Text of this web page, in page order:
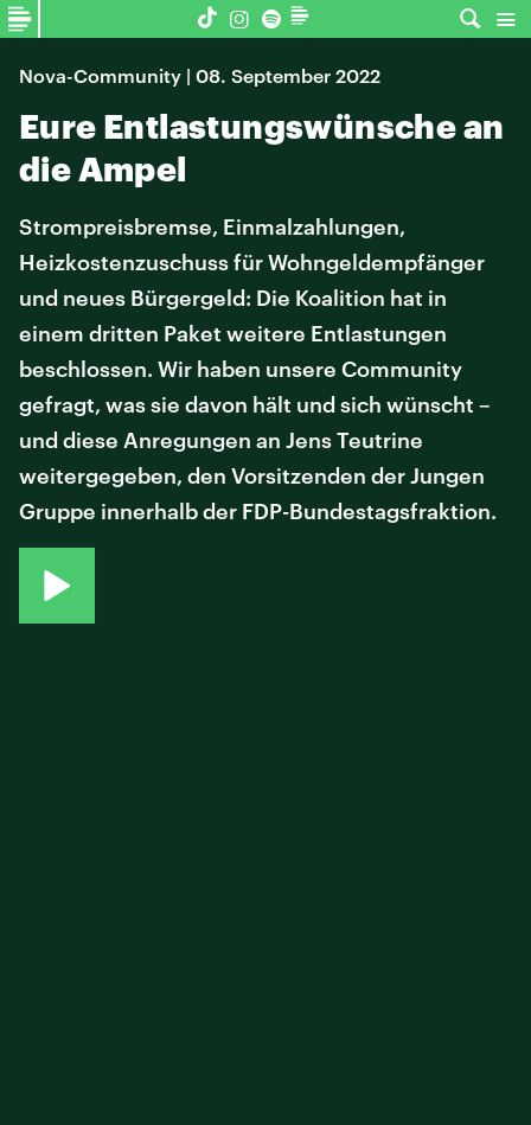
Nova-Community | 08. September 2022
Eure Entlastungswünsche an
die Ampel
Strompreisbremse, Einmalzahlungen,
Heizkostenzuschuss für Wohngeldempfänger
und neues Bürgergeld: Die Koalition hat in
einem dritten Paket weitere Entlastungen
beschlossen. Wir haben unsere Community
gefragt, was sie davon hält und sich wünscht –
und diese Anregungen an Jens Teutrine
weitergegeben, den Vorsitzenden der Jungen
Gruppe innerhalb der FDP-Bundestagsfraktion.